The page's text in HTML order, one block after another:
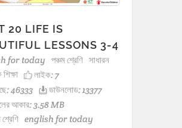
20 LIFE IS
LESSONS 3-4
for today পঞ্চম শ্রেণি সাধারন
লাইক:7
46333
ডাউনলোড: 13377
আকার: 3.58 MB
english for today